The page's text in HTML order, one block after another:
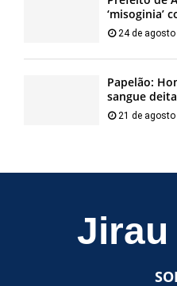
‘misoginia’
24 de
Papelão:
sangue
21 de
Jirau